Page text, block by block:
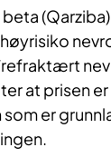
at prisen er
som er